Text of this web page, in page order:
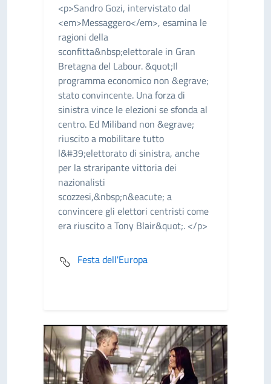
<p>Sandro Gozi, intervistato dal
<em>Messaggero</em>, esamina le
ragioni della
sconfitta&nbsp;elettorale in Gran
Bretagna del Labour. &quot;Il
programma economico non &egrave;
stato convincente. Una forza di
sinistra vince le elezioni se sfonda al
centro. Ed Miliband non &egrave;
riuscito a mobilitare tutto
l&#39;elettorato di sinistra, anche
per la straripante vittoria dei
nazionalisti
scozzesi,&nbsp;n&eacute; a
convincere gli elettori centristi come
era riuscito a Tony Blair&quot;. </p>
Festa dell'Europa